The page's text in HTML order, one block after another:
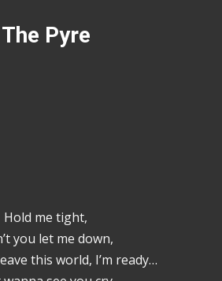
The Pyre
Hold me tight,
you let me down,
this world, I’m ready…